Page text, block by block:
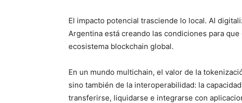
El impacto potencial trasciende lo local. Al
Argentina está creando las condiciones para
ecosistema blockchain global.
En un mundo multichain, el valor de la
sino también de la interoperabilidad: la
transferirse, liquidarse e integrarse con